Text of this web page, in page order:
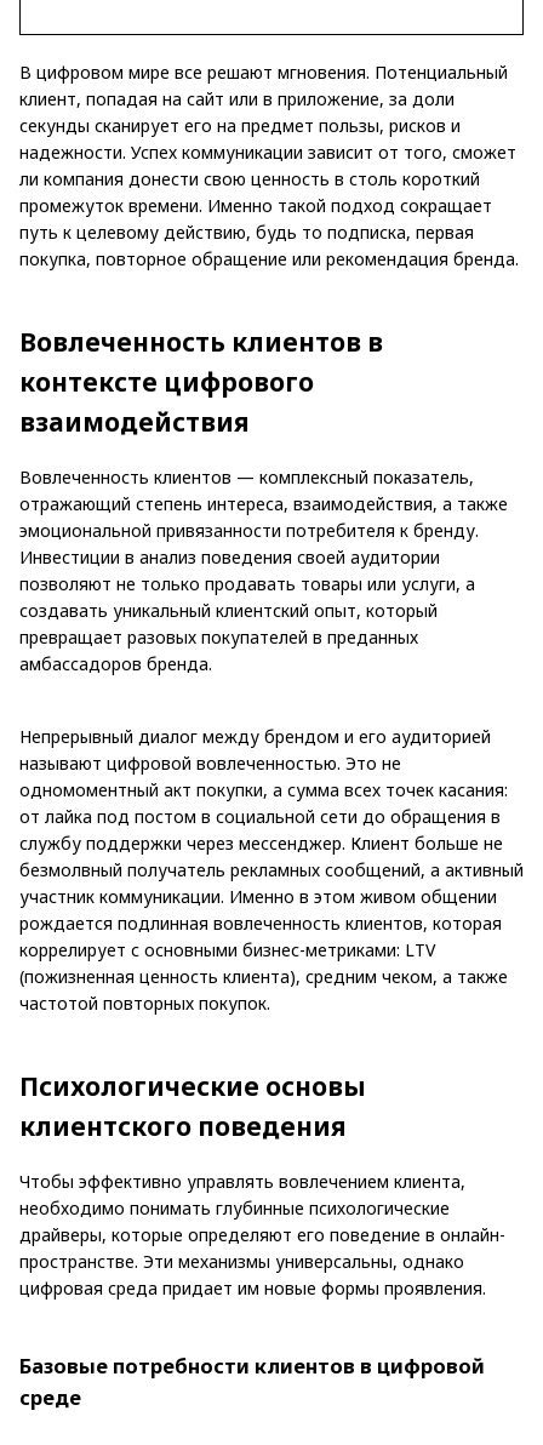
В цифровом мире все решают мгновения. Потенциальный
клиент, попадая на сайт или в приложение, за доли
секунды сканирует его на предмет пользы, рисков и
надежности. Успех коммуникации зависит от того, сможет
ли компания донести свою ценность в столь короткий
промежуток времени. Именно такой подход сокращает
путь к целевому действию, будь то подписка, первая
покупка, повторное обращение или рекомендация бренда.
Вовлеченность клиентов в
контексте цифрового
взаимодействия
Вовлеченность клиентов — комплексный показатель,
отражающий степень интереса, взаимодействия, а также
эмоциональной привязанности потребителя к бренду.
Инвестиции в анализ поведения своей аудитории
позволяют не только продавать товары или услуги, а
создавать уникальный клиентский опыт, который
превращает разовых покупателей в преданных
амбассадоров бренда.
Непрерывный диалог между брендом и его аудиторией
называют цифровой вовлеченностью. Это не
одномоментный акт покупки, а сумма всех точек касания:
от лайка под постом в социальной сети до обращения в
службу поддержки через мессенджер. Клиент больше не
безмолвный получатель рекламных сообщений, а активный
участник коммуникации. Именно в этом живом общении
рождается подлинная вовлеченность клиентов, которая
коррелирует с основными бизнес-метриками: LTV
(пожизненная ценность клиента), средним чеком, а также
частотой повторных покупок.
Психологические основы
клиентского поведения
Чтобы эффективно управлять вовлечением клиента,
необходимо понимать глубинные психологические
драйверы, которые определяют его поведение в онлайн-
пространстве. Эти механизмы универсальны, однако
цифровая среда придает им новые формы проявления.
Базовые потребности клиентов в цифровой
среде